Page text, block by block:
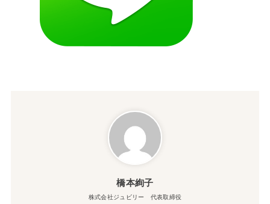
橋本絢子
株式会社ジュビリー 代表取締役